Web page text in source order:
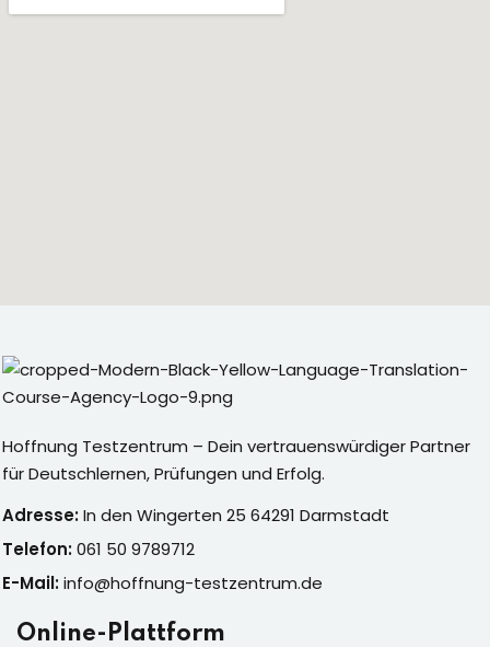
Hoffnung Testzentrum – Dein vertrauenswürdiger Partner
für Deutschlernen, Prüfungen und Erfolg.
Adresse:In den Wingerten 25 64291 Darmstadt
Telefon:061 50 9789712
E-Mail:info@hoffnung-testzentrum.de
Online-Plattform